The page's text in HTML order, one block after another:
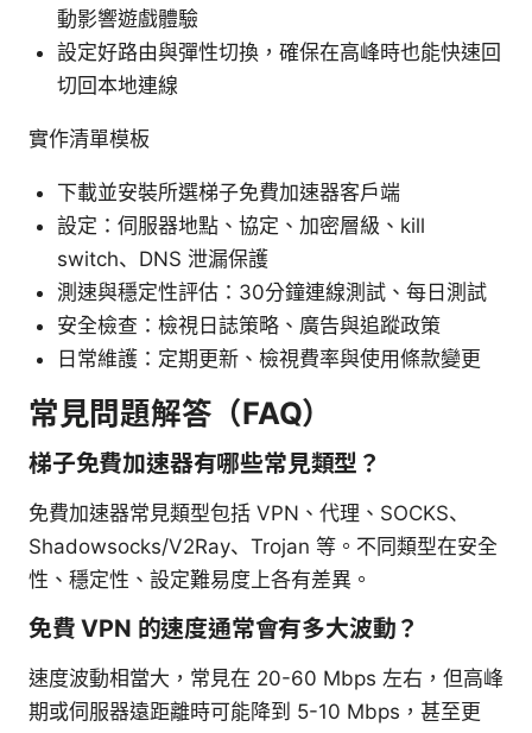
動影響遊戲體驗
設定好路由與彈性切換，確保在高峰時也能快速回
切回本地連線
實作清單模板
下載並安裝所選梯子免費加速器客戶端
設定：伺服器地點、協定、加密層級、kill
switch、DNS 泄漏保護
測速與穩定性評估：30分鐘連線測試、每日測試
安全檢查：檢視日誌策略、廣告與追蹤政策
日常維護：定期更新、檢視費率與使用條款變更
常見問題解答（FAQ）
梯子免費加速器有哪些常見類型？
免費加速器常見類型包括 VPN、代理、SOCKS、
Shadowsocks/V2Ray、Trojan 等。不同類型在安全
性、穩定性、設定難易度上各有差異。
免費 VPN 的速度通常會有多大波動？
速度波動相當大，常見在 20-60 Mbps 左右，但高峰
期或伺服器遠距離時可能降到 5-10 Mbps，甚至更